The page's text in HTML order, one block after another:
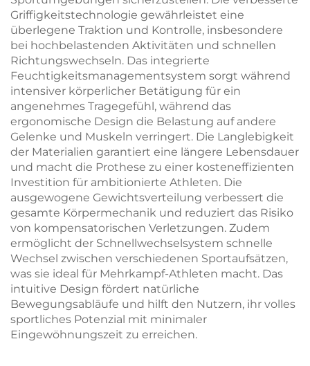
Griffigkeitstechnologie gewährleistet eine
überlegene Traktion und Kontrolle, insbesondere
bei hochbelastenden Aktivitäten und schnellen
Richtungswechseln. Das integrierte
Feuchtigkeitsmanagementsystem sorgt während
intensiver körperlicher Betätigung für ein
angenehmes Tragegefühl, während das
ergonomische Design die Belastung auf andere
Gelenke und Muskeln verringert. Die Langlebigkeit
der Materialien garantiert eine längere Lebensdauer
und macht die Prothese zu einer kosteneffizienten
Investition für ambitionierte Athleten. Die
ausgewogene Gewichtsverteilung verbessert die
gesamte Körpermechanik und reduziert das Risiko
von kompensatorischen Verletzungen. Zudem
ermöglicht der Schnellwechselsystem schnelle
Wechsel zwischen verschiedenen Sportaufsätzen,
was sie ideal für Mehrkampf-Athleten macht. Das
intuitive Design fördert natürliche
Bewegungsabläufe und hilft den Nutzern, ihr volles
sportliches Potenzial mit minimaler
Eingewöhnungszeit zu erreichen.